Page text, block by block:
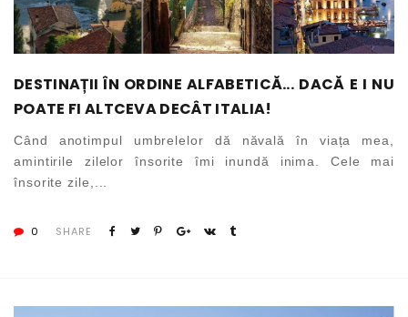
DESTINAȚII ÎN ORDINE ALFABETICĂ... DACĂ E I NU
POATE FI ALTCEVA DECÂT ITALIA!
Când anotimpul umbrelelor dă năvală în viața mea,
amintirile zilelor însorite îmi inundă inima. Cele mai
însorite zile,...
0 SHARE